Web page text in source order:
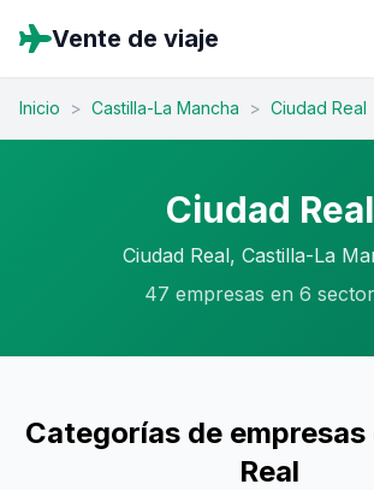
Vente de viaje
Inicio > Castilla-La Mancha > Ciudad Real
Ciudad Real
Ciudad Real, Castilla-La
47 empresas en 6
Categorías de empresas
Real